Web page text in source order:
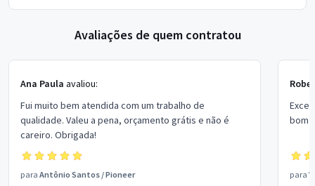
Avaliações de quem contratou
Ana Paula avaliou:
Fui muito bem atendida com um trabalho de
qualidade. Valeu a pena, orçamento grátis e não é
careiro. Obrigada!
para Antônio Santos /Pioneer
bom
para